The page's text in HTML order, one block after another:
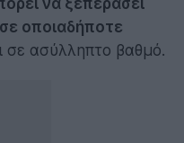
οποιαδήποτε
σε ασύλληπτο βαθμό.